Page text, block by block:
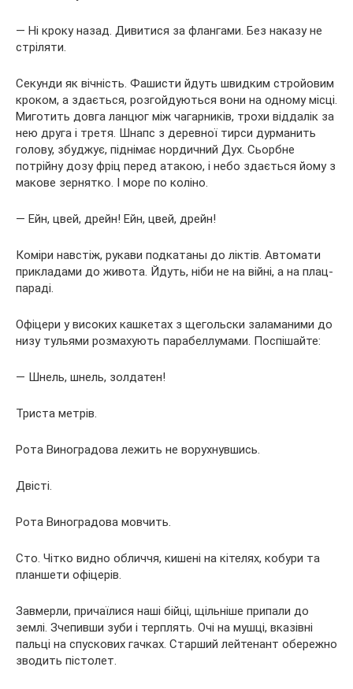
— Ні кроку назад. Дивитися за флангами. Без наказу не
стріляти.
Секунди як вічність. Фашисти йдуть швидким стройовим
кроком, а здається, розгойдуються вони на одному місці.
Миготить довга ланцюг між чагарників, трохи віддалік за
нею друга і третя. Шнапс з деревної тирси дурманить
голову, збуджує, піднімає нордичний Дух. Сьорбне
потрійну дозу фріц перед атакою, і небо здається йому з
макове зернятко. І море по коліно.
— Ейн, цвей, дрейн! Ейн, цвей, дрейн!
Коміри навстіж, рукави подкатаны до ліктів. Автомати
прикладами до живота. Йдуть, ніби не на війні, а на плац-
параді.
Офіцери у високих кашкетах з щегольски заламаними до
низу тульями розмахують парабеллумами. Поспішайте:
— Шнель, шнель, золдатен!
Триста метрів.
Рота Виноградова лежить не ворухнувшись.
Двісті.
Рота Виноградова мовчить.
Сто. Чітко видно обличчя, кишені на кітелях, кобури та
планшети офіцерів.
Завмерли, причаїлися наші бійці, щільніше припали до
землі. Зчепивши зуби і терплять. Очі на мушці, вказівні
пальці на спускових гачках. Старший лейтенант обережно
зводить пістолет.